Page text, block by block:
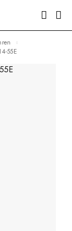
55E